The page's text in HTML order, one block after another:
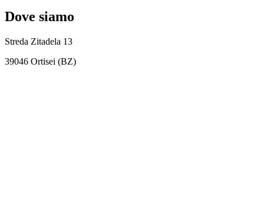
Dove siamo
Streda Zitadela 13
39046 Ortisei (BZ)